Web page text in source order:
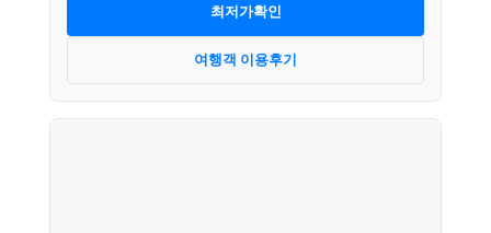
최저가확인
여행객 이용후기